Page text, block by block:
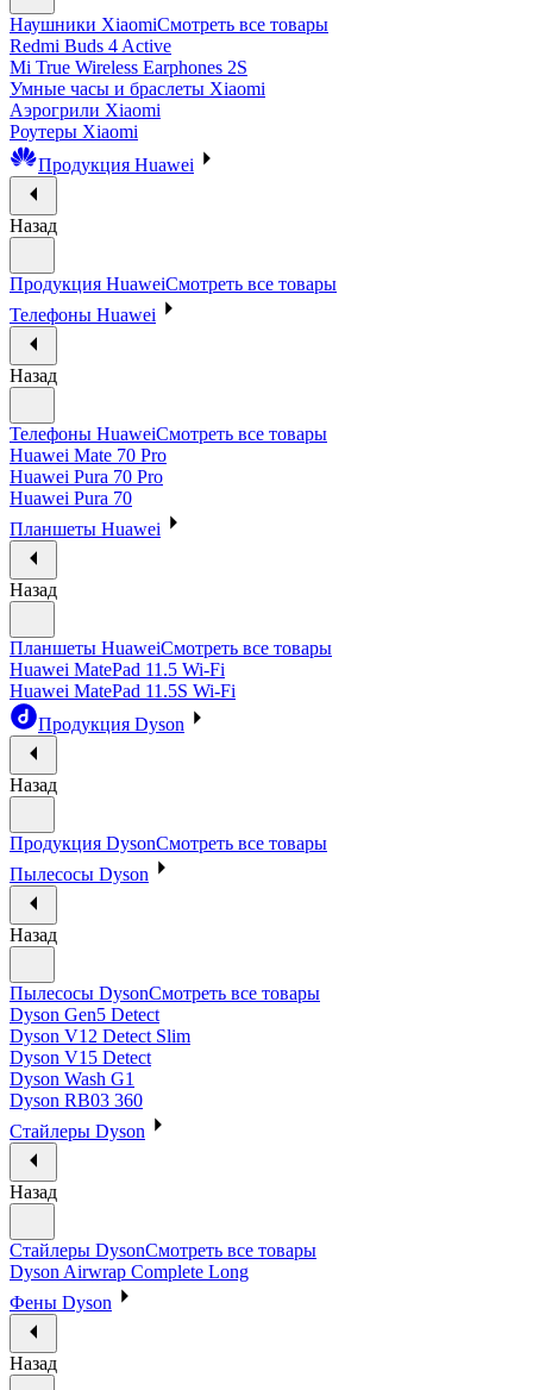
Наушники XiaomiСмотреть все товары
Redmi Buds 4 Active
Mi True Wireless Earphones 2S
Умные часы и браслеты Xiaomi
Аэрогрили Xiaomi
Роутеры Xiaomi
Продукция Huawei
Назад
Продукция HuaweiСмотреть все товары
Телефоны Huawei
Назад
Телефоны HuaweiСмотреть все товары
Huawei Mate 70 Pro
Huawei Pura 70 Pro
Huawei Pura 70
Планшеты Huawei
Назад
Планшеты HuaweiСмотреть все товары
Huawei MatePad 11.5 Wi-Fi
Huawei MatePad 11.5S Wi-Fi
Продукция Dyson
Назад
Продукция DysonСмотреть все товары
Пылесосы Dyson
Назад
Пылесосы DysonСмотреть все товары
Dyson Gen5 Detect
Dyson V12 Detect Slim
Dyson V15 Detect
Dyson Wash G1
Dyson RB03 360
Стайлеры Dyson
Назад
Стайлеры DysonСмотреть все товары
Dyson Airwrap Complete Long
Фены Dyson
Назад